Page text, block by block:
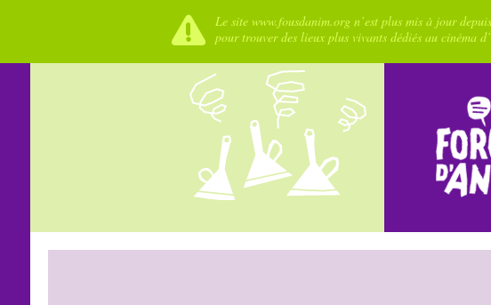
Le site www.fousdanim.org n’est plus mis à jour
pour trouver des lieux plus vivants dédiés au cinéma